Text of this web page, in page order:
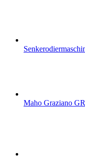
Maho Graziano